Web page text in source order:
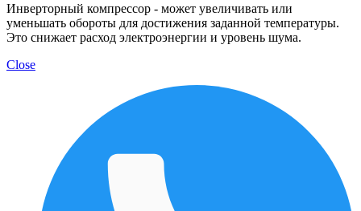
Инверторный компрессор - может увеличивать или
уменьшать обороты для достижения заданной температуры.
Это снижает расход электроэнергии и уровень шума.
Close